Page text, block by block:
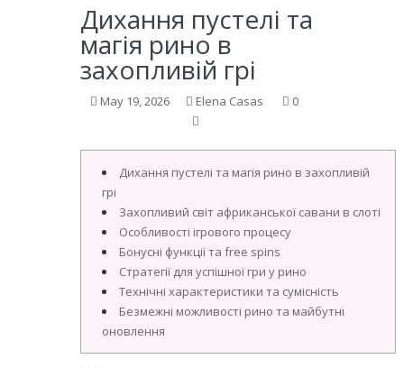
Дихання пустелі та
магія рино в
захопливій грі
May 19, 2026 Elena Casas 0
Дихання пустелі та магія рино в захопливій
грі
Захопливий світ африканської савани в слоті
Особливості ігрового процесу
Бонусні функції та free spins
Стратегії для успішної гри у рино
Технічні характеристики та сумісність
Безмежні можливості рино та майбутні
оновлення